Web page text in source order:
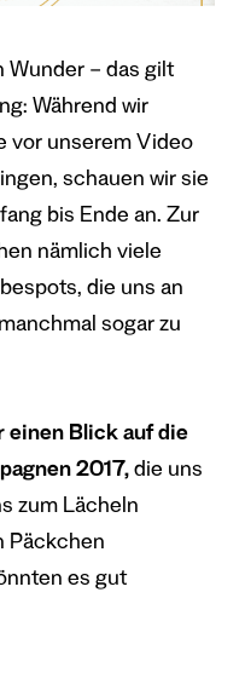
– das gilt
Während wir
vor unserem Video
schauen wir sie
bis Ende an. Zur
nämlich viele
die uns an
sogar zu
einen Blick auf die
2017, die uns
zum Lächeln
Päckchen
es gut